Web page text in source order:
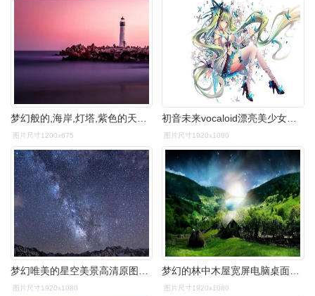
图片尺寸1200x675 图片尺寸1920x1080
梦幻唯美的星空美景高清原图下载,梦幻唯美的星空美景_风光电脑壁纸
图片尺寸1920x1080
梦幻的林中木屋宽屏电脑桌面主题壁纸(一)
图片尺寸1920x1080